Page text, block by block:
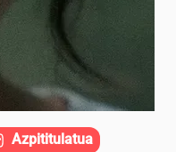
Azpititulatua